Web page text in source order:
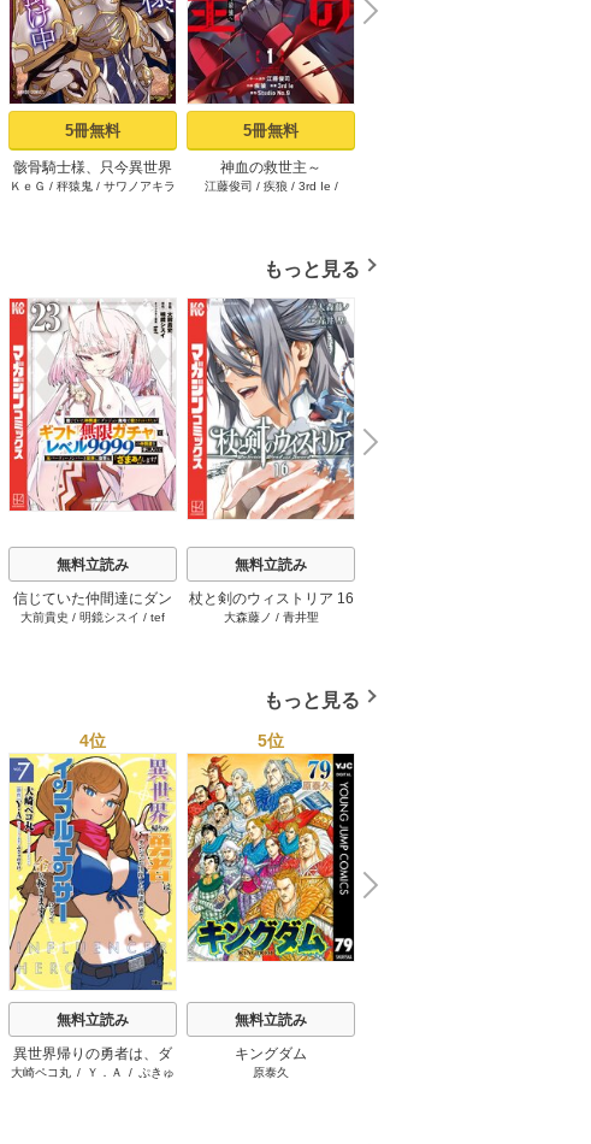
5冊無料
骸骨騎士様、只今異世界
へお出掛け中 I
ＫｅＧ / 秤猿鬼 / サワノアキラ
5冊無料
神血の救世主～
0.00000001％を引き当て
江藤俊司 / 疾狼 / 3rd Ie /
N
e
x
t
もっと見る
無料立読み
信じていた仲間達にダン
ジョン奥地で殺されかけ
讐＆『ざまぁ！』しま
す！ 23巻
大前貴史 / 明鏡シスイ / tef
無料立読み
杖と剣のウィストリア 16
巻
大森藤ノ / 青井聖
N
e
x
t
もっと見る
4位
無料立読み
異世界帰りの勇者は、ダ
ンジョンが出現した現実
大崎ペコ丸 / Ｙ．Ａ /
ぷきゅ
5位
無料立読み
キングダム
原泰久
N
e
x
t